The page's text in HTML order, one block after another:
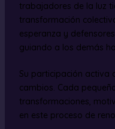
trabajadores de la luz
transformación
esperanza y
guiando a los demás
Su participación activa
cambios. Cada
transformaciones,
en este proceso de